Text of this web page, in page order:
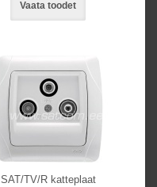
Vaata toodet
SAT/TV/R katteplaat